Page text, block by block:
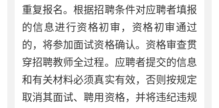
重复报名。根据招聘条件对应聘者填报
的信息进行资格初审，资格初审通过
的， 将参加面试资格确认。资格审查贯
穿招聘教师全过程。 应聘者提交的信息
和有关材料必须真实有效， 否则 按规定
取消其面试、聘用资格，并将违纪违规